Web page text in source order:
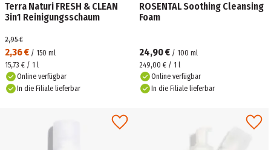
Terra Naturi FRESH & CLEAN
3in1 Reinigungsschaum
2,36 € / 150 ml
2,95 €
15,73 € / 1 l
Online verfügbar
In die Filiale lieferbar
ROSENTAL Soothing Cleansing
Foam
24,90 € / 100 ml
249,00 € / 1 l
Online verfügbar
In die Filiale lieferbar